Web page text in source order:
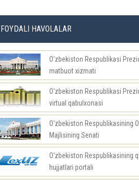
FOYDALI HAVOLALAR
O‘zbekiston Respublikasi
matbuot xizmati
O‘zbekiston Respublikasi
virtual qabulxonasi
O‘zbekiston Respublikasining
Majlisining Senati
O‘zbekiston Respublikasining
hujjatlari portali